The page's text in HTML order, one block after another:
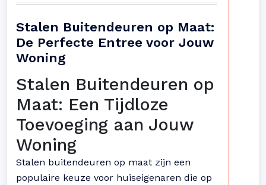
Stalen Buitendeuren op Maat:
De Perfecte Entree voor Jouw
Woning
Stalen Buitendeuren op
Maat: Een Tijdloze
Toevoeging aan Jouw
Woning
Stalen buitendeuren op maat zijn een
populaire keuze voor huiseigenaren die op